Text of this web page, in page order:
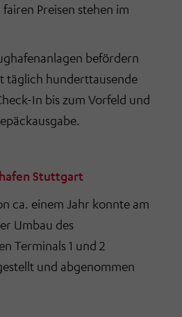
Preisen stehen im
befördern
täglich hunderttausende
In bis zum Vorfeld und
Stuttgart
ca. einem Jahr konnte am
Umbau des
Terminals 1 und 2
und abgenommen